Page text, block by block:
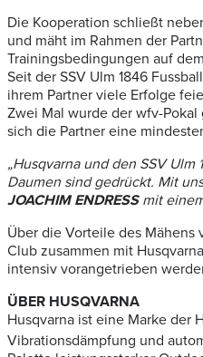
Die Kooperation schließt
und mäht im Rahmen der
Trainingsbedingungen auf
Seit der SSV Ulm 1846
ihrem Partner viele Erfolge
Zwei Mal wurde der wfv-
sich die Partner eine
„Husqvarna und den SSV
Daumen sind gedrückt. Mit
JOACHIM ENDRESSmit
Über die Vorteile des Mähens
Club zusammen mit
intensiv vorangetrieben
ÜBER HUSQVARNA
Husqvarna ist eine Marke der
Vibrationsdämpfung und